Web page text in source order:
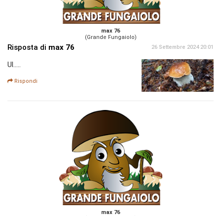
max 76
(Grande Fungaiolo)
Risposta di max 76 26 Settembre 2024 20:01
Ul.....
Rispondi
max 76